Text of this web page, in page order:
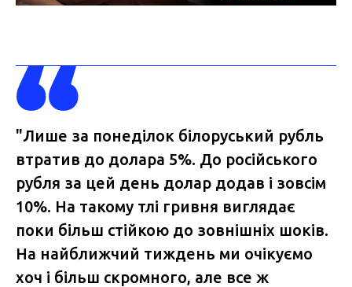
"Лише за понеділок білоруський рубль
втратив до долара 5%. До російського
рубля за цей день долар додав і зовсім
10%. На такому тлі гривня виглядає
поки більш стійкою до зовнішніх шоків.
На найближчий тиждень ми очікуємо
хоч і більш скромного, але все ж